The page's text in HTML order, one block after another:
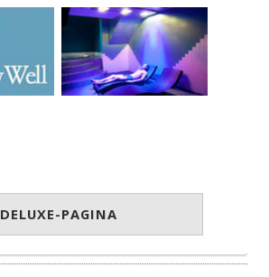
DELUXE-PAGINA